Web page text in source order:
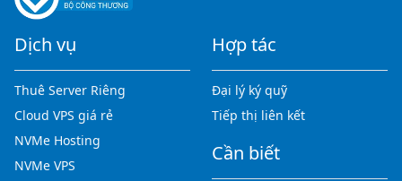
Dịch vụ
Thuê Server Riêng
Cloud VPS giá rẻ
NVMe Hosting
NVMe VPS
Hợp tác
Đại lý ký quỹ
Tiếp thị liên kết
Cần biết